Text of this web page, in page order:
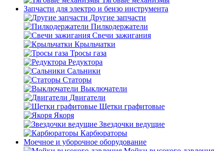
Запчасти для электро и бензо инструмента
Другие запчасти
Пилкодержатели
Свечи зажигания
Крыльчатки
Тросы газа
Редуктора
Сальники
Статоры
Выключатели
Двигатели
Щетки графитовые
Якоря
Звездочки ведущие
Карбюраторы
Моечное и уборочное оборудование